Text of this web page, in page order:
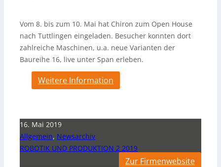
Vom 8. bis zum 10. Mai hat Chiron zum Open House
nach Tuttlingen eingeladen. Besucher konnten dort
zahlreiche Maschinen, u.a. neue Varianten der
Baureihe 16, live unter Span erleben.
Weitere Information
16. Mai 2019
Allgemein, Newsarchiv
ROBOTIK UND PRODUKTION 2 2019
Zur Firmenwebsite